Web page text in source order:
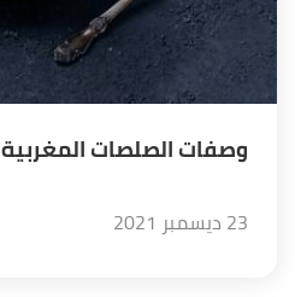
وصفات الصلصات المغربية
23 ديسمبر 2021